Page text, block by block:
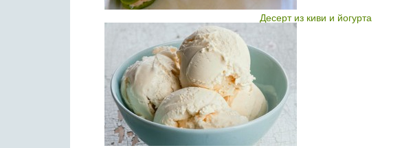
Десерт из киви и йогурта